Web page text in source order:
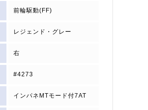
前輪駆動(FF)
レジェンド・グレー
右
#4273
インパネMTモード付7AT